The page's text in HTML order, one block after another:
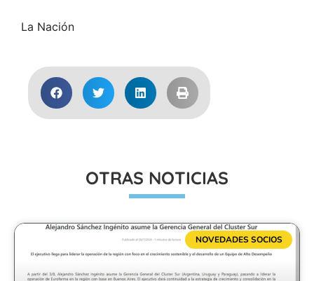
La Nación
OTRAS NOTICIAS
NOVEDADES SOCIOS